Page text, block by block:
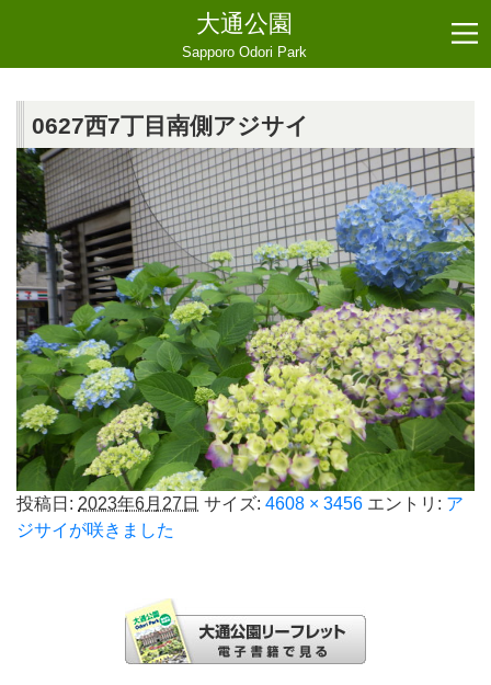
大通公園
Sapporo Odori Park
0627西7丁目南側アジサイ
投稿日: 2023年6月27日 サイズ: 4608 × 3456 エントリ: ア
ジサイが咲きました